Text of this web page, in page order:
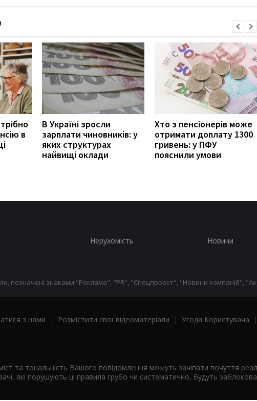
в
В Україні зросли
зарплати чиновників: у
яких структурах
найвищі оклади
Хто з пенсіонерів може
отримати доплату 1300
гривень: у ПФУ
пояснили умови
Нерухомість Новини
позначені знаками "Реклама", "PR", "Спецпроект", "Новини компаній",
з нами | Розмістити свої відеоматеріали | Угода Користувача |
та тональність Вашого повідомлення можуть зачіпати почуття
які порушують ці правила грубо чи систематично, будуть